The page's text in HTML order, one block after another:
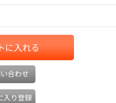
に入れる
合わせ
入り登録